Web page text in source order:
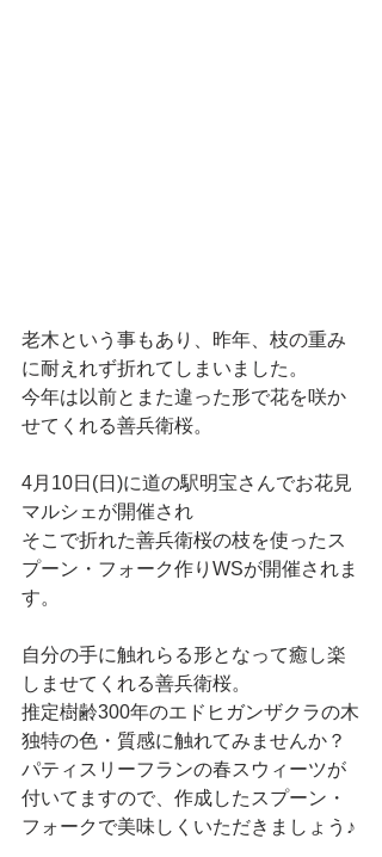
老木という事もあり、昨年、枝の重み
に耐えれず折れてしまいました。
今年は以前とまた違った形で花を咲か
せてくれる善兵衛桜。
4月10日(日)に道の駅明宝さんでお花見
マルシェが開催され
そこで折れた善兵衛桜の枝を使ったス
プーン・フォーク作りWSが開催されま
す。
自分の手に触れらる形となって癒し楽
しませてくれる善兵衛桜。
推定樹齢300年のエドヒガンザクラの木
独特の色・質感に触れてみませんか？
パティスリーフランの春スウィーツが
付いてますので、作成したスプーン・
フォークで美味しくいただきましょう♪